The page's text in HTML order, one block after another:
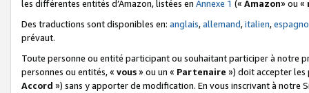
les différentes entités d’Amazon, listées en Annexe 1 (« Amazon» ou «
Des traductions sont disponibles en: anglais,allemand,italien,
prévaut.
Toute personne ou entité participant ou souhaitant participer à notre
personnes ou entités, « vous» ou un « Partenaire ») doit accepter les
Accord ») sans y apporter de modification. En vous inscrivant à notre